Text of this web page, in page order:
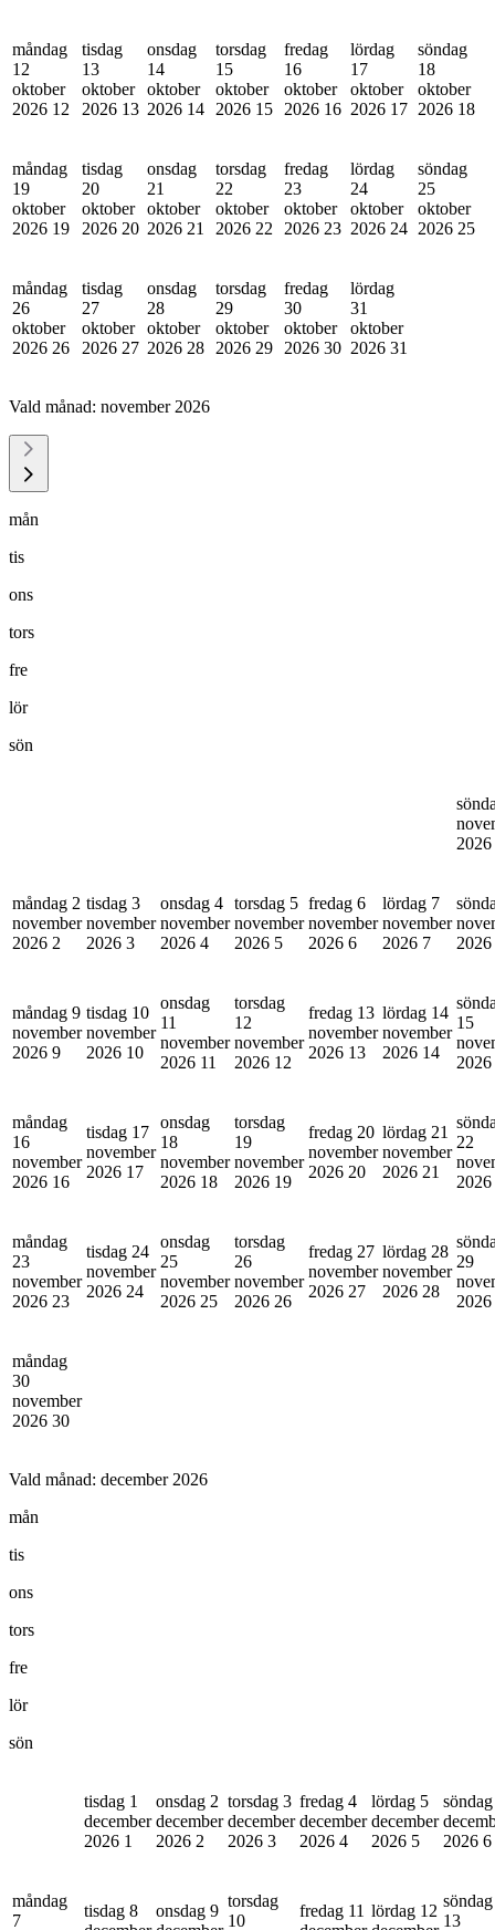
måndag
12
oktober
2026 12
tisdag
13
oktober
2026 13
onsdag
14
oktober
2026 14
torsdag
15
oktober
2026 15
fredag
16
oktober
2026 16
lördag
17
oktober
2026 17
söndag
18
oktober
2026 18
måndag
19
oktober
2026 19
tisdag
20
oktober
2026 20
onsdag
21
oktober
2026 21
torsdag
22
oktober
2026 22
fredag
23
oktober
2026 23
lördag
24
oktober
2026 24
söndag
25
oktober
2026 25
måndag
26
oktober
2026 26
tisdag
27
oktober
2026 27
onsdag
28
oktober
2026 28
torsdag
29
oktober
2026 29
fredag
30
oktober
2026 30
lördag
31
oktober
2026 31
Vald månad: november 2026
mån
tis
ons
tors
fre
lör
sön
2026
måndag 2
november
2026 2
tisdag 3
november
2026 3
onsdag 4
november
2026 4
torsdag 5
november
2026 5
fredag 6
november
2026 6
lördag 7
november
2026 7
2026
måndag 9
november
2026 9
tisdag 10
november
2026 10
onsdag
11
november
2026 11
torsdag
12
november
2026 12
fredag 13
november
2026 13
lördag 14
november
2026 14
15
2026
måndag
16
november
2026 16
tisdag 17
november
2026 17
onsdag
18
november
2026 18
torsdag
19
november
2026 19
fredag 20
november
2026 20
lördag 21
november
2026 21
22
2026
måndag
23
november
2026 23
tisdag 24
november
2026 24
onsdag
25
november
2026 25
torsdag
26
november
2026 26
fredag 27
november
2026 27
lördag 28
november
2026 28
29
2026
måndag
30
november
2026 30
Vald månad: december 2026
mån
tis
ons
tors
fre
lör
sön
tisdag 1
december
2026 1
onsdag 2
december
2026 2
torsdag 3
december
2026 3
fredag 4
december
2026 4
lördag 5
december
2026 5
2026 6
måndag
7
tisdag 8
onsdag 9
torsdag
10
fredag 11 lördag 12
söndag
13